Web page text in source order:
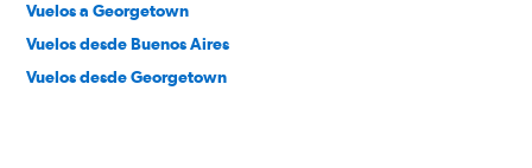
Vuelos a Georgetown
Vuelos desde Buenos Aires
Vuelos desde Georgetown